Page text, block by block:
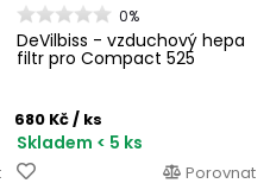
0%
DeVilbiss - vzduchový hepa
filtr pro Compact 525
680 Kč/ ks
Skladem < 5 ks
Porovnat